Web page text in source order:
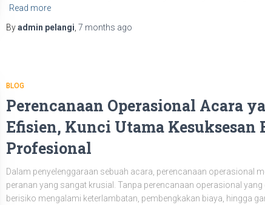
Read more
Byadmin pelangi 7 months ago
BLOG
Perencanaan Operasional Acara
Efisien, Kunci Utama Kesuksesan
Profesional
Dalam penyelenggaraan sebuah acara, perencanaan operasional
peranan yang sangat krusial. Tanpa perencanaan operasional yang
berisiko mengalami keterlambatan, pembengkakan biaya, hingga